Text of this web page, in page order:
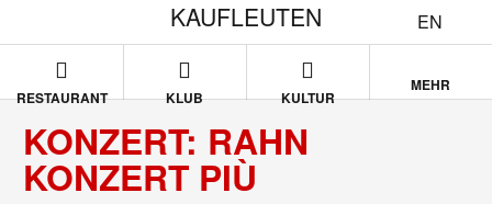
EN
KAUFLEUTEN
RESTAURANT KLUB KULTUR
MEHR
KONZERT: RAHN
KONZERT PIÙ